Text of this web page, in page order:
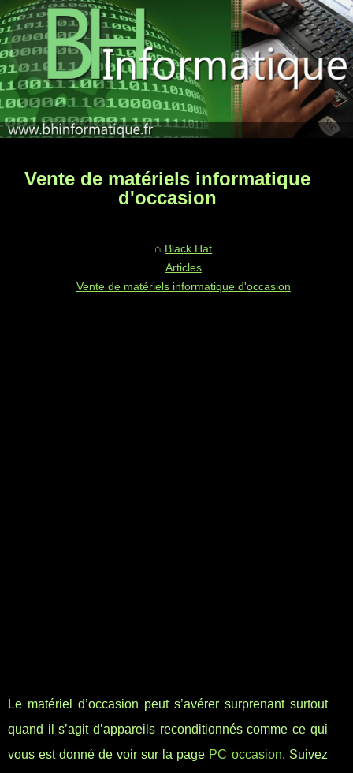
Vente de matériels informatique
d'occasion
Black Hat
Articles
Vente de matériels informatique d'occasion
Le matériel d’occasion peut s’avérer surprenant surtout
quand il s’agit d’appareils reconditionnés comme ce qui
vous est donné de voir sur la page PC occasion. Suivez